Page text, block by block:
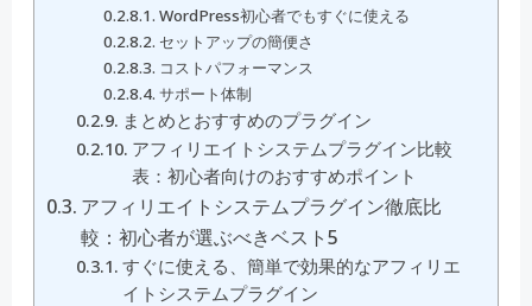
WordPress初心者でもすぐに使える
セットアップの簡便さ
コストパフォーマンス
サポート体制
まとめとおすすめのプラグイン
アフィリエイトシステムプラグイン比較
表：初心者向けのおすすめポイント
アフィリエイトシステムプラグイン徹底比
較：初心者が選ぶべきベスト5
すぐに使える、簡単で効果的なアフィリエ
イトシステムプラグイン